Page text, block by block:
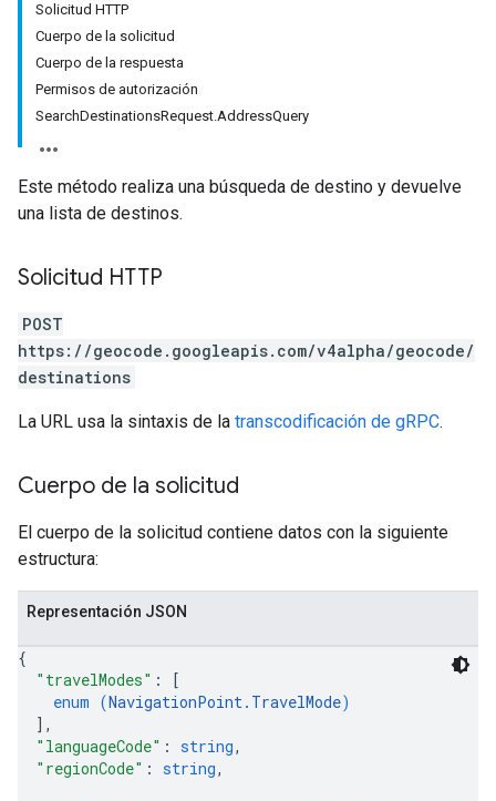
Solicitud HTTP
Cuerpo de la solicitud
Cuerpo de la respuesta
Permisos de autorización
SearchDestinationsRequest.AddressQuery
Este método realiza una búsqueda de destino y devuelve
una lista de destinos.
Solicitud HTTP
POST
https://geocode.googleapis.com/v4alpha/geocode/
destinations
La URL usa la sintaxis de la transcodificación de gRPC.
Cuerpo de la solicitud
El cuerpo de la solicitud contiene datos con la siguiente
estructura:
Representación JSON
{
"travelModes" :
[
enum (NavigationPoint.TravelMode)
] ,
"languageCode" : string,
"regionCode" : string,